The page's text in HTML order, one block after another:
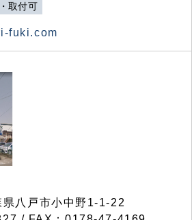
取付可
fuki.com
八戸市小中野1-1-22